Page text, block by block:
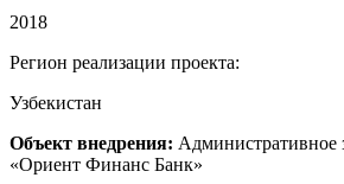
2018
Регион реализации проекта:
Узбекистан
Объект внедрения:
«Ориент Финанс Банк»